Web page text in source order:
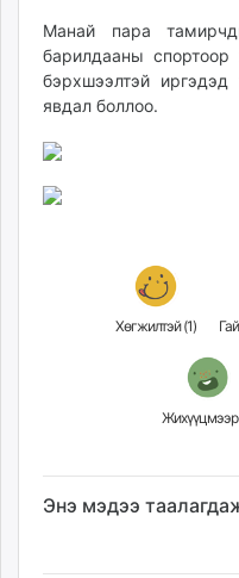
tumen.mn
shuum.mn
times.mn
tvmongolia.mn
mass.mn
unegui.mn
paparazzi.mn
Манай пара
барилдааны спортоор
бэрхшээлтэй
явдал боллоо.
Хөгжилтэй (1)
Энэ мэдээ